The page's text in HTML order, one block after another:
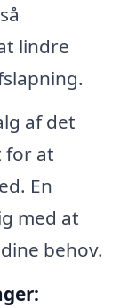
lindre
af det
for at
En
med at
behov.